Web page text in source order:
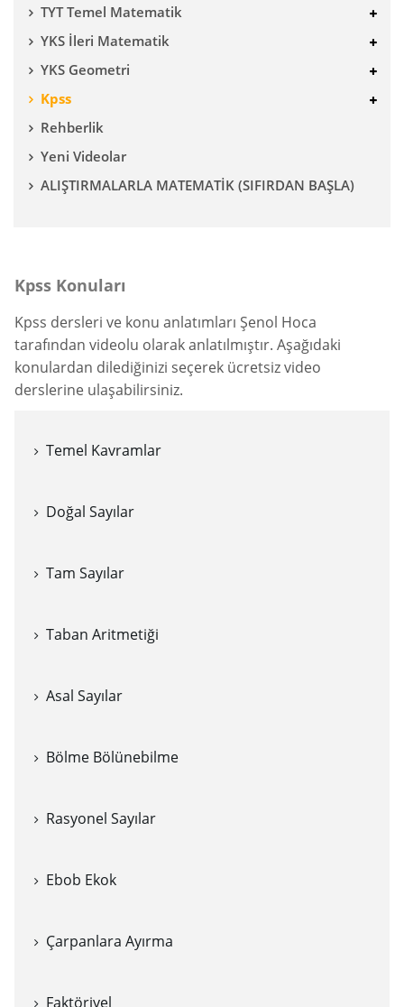
TYT Temel Matematik
YKS İleri Matematik
YKS Geometri
Kpss
Rehberlik
Yeni Videolar
ALIŞTIRMALARLA MATEMATİK (SIFIRDAN BAŞLA)
Kpss Konuları
Kpss dersleri ve konu anlatımları Şenol Hoca
tarafından videolu olarak anlatılmıştır. Aşağıdaki
konulardan dilediğinizi seçerek ücretsiz video
derslerine ulaşabilirsiniz.
Temel Kavramlar
Doğal Sayılar
Tam Sayılar
Taban Aritmetiği
Asal Sayılar
Bölme Bölünebilme
Rasyonel Sayılar
Ebob Ekok
Çarpanlara Ayırma
Faktöriyel